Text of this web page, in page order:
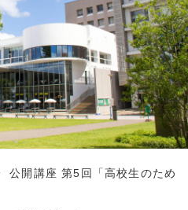
公開講座 第5回「高校生のため